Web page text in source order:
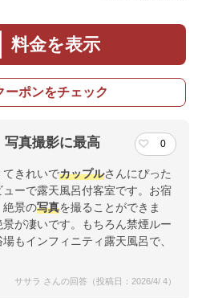
料金を表示
ーポンをチェック
写真撮影に最高 0
てきれいでカップルさんにぴった
ーで露天風呂付客室です。お宿
絶景の写真を撮ることができま
が凄いです。もちろん禁煙ルー
もインフィニティ露天風呂で、
ササラ さんの回答（投稿日：2026/4/ 4）